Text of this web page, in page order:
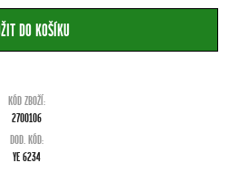
KÓD ZBOŽÍ:
2700106
DOD. KÓD:
YE 6234